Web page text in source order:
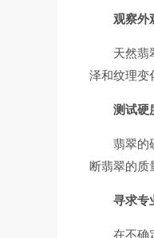
观察外
天然翡
泽和纹理变
测试硬
翡翠的
断翡翠的质
寻求专
在不确